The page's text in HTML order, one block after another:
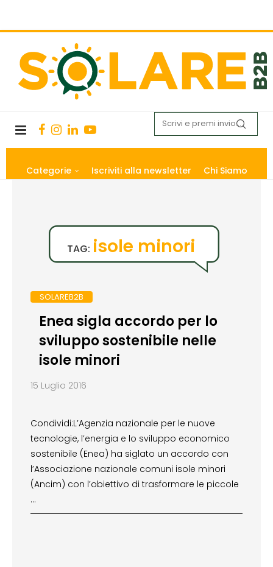
Categorie Iscriviti alla newsletter Chi Siamo
TAG: isole minori
SOLAREB2B
Enea sigla accordo per lo
sviluppo sostenibile nelle
isole minori
15 Luglio 2016
Condividi:L’Agenzia nazionale per le nuove
tecnologie, l’energia e lo sviluppo economico
sostenibile (Enea) ha siglato un accordo con
l’Associazione nazionale comuni isole minori
(Ancim) con l’obiettivo di trasformare le piccole
…